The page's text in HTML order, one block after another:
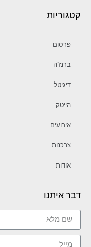
קטגוריות
פרסום
ברנז’ה
דיגיטל
הייטק
אירועים
צרכנות
אודות
דבר איתנו